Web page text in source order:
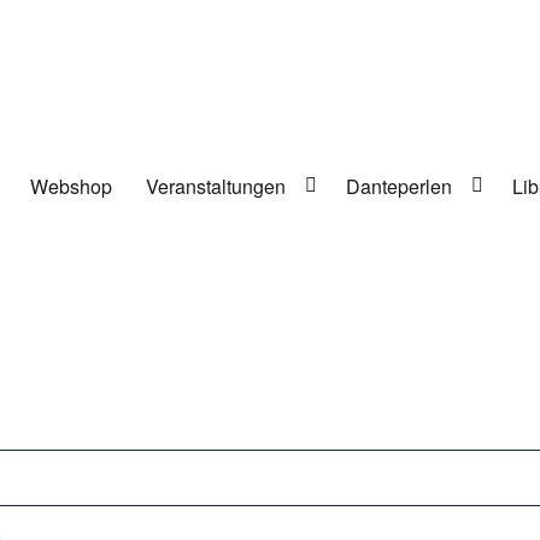
Webshop Veranstaltungen Danteperlen